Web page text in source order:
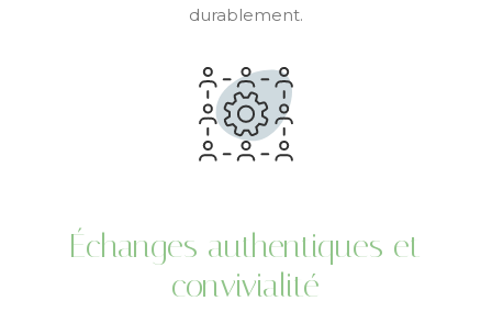
durablement.
Échanges authentiques et
convivialité